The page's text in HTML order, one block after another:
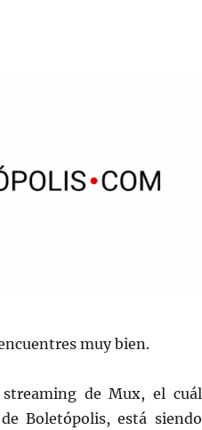
muy bien.
de Mux, el cuál
Boletópolis, está siendo